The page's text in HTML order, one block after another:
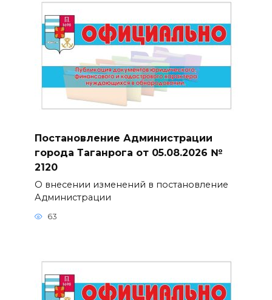
Постановление Администрации
города Таганрога от 05.08.2026 №
2120
О внесении изменений в постановление
Администрации
63